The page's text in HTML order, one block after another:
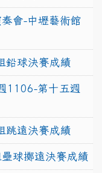
會-中壢藝術館
鉛球決賽成績
1106-第十五週
跳遠決賽成績
球擲遠決賽成績